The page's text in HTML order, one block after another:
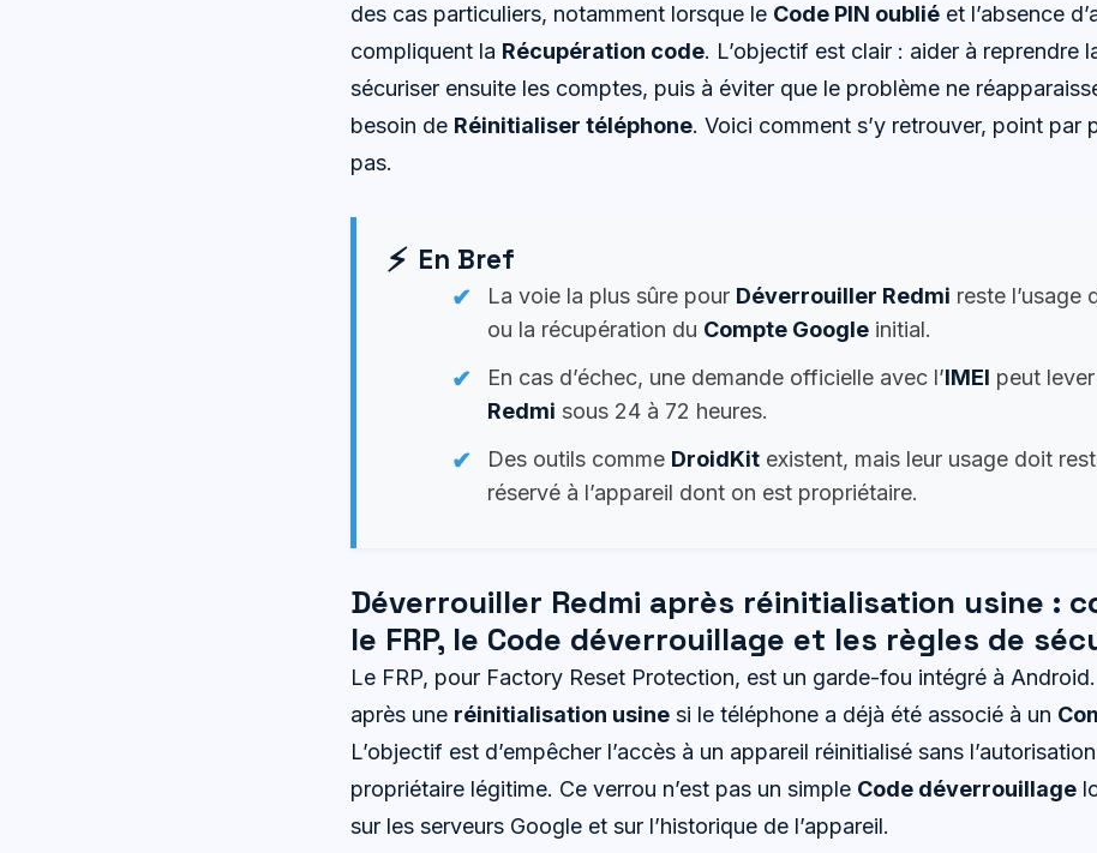
des cas particuliers, notamment lorsque le Code PIN oublié et l’absence
compliquent la Récupération code. L’objectif est clair : aider à reprendre
sécuriser ensuite les comptes, puis à éviter que le problème ne
besoin de Réinitialiser téléphone. Voici comment s’y retrouver, point par
pas.
En Bref
La voie la plus sûre pour Déverrouiller Redmi reste l’usage
ou la récupération du Compte Google initial.
En cas d’échec, une demande officielle avec l’IMEI peut
Redmi sous 24 à 72 heures.
Des outils comme DroidKit existent, mais leur usage doit
réservé à l’appareil dont on est propriétaire.
Déverrouiller Redmi après réinitialisation usine :
le FRP, le Code déverrouillage et les règles de
Le FRP, pour Factory Reset Protection, est un garde-fou intégré à
après une réinitialisation usine si le téléphone a déjà été associé à un
L’objectif est d’empêcher l’accès à un appareil réinitialisé sans
propriétaire légitime. Ce verrou n’est pas un simple Code déverrouillage
sur les serveurs Google et sur l’historique de l’appareil.